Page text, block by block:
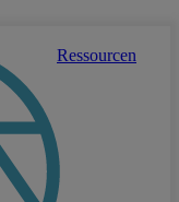
Ressourcen